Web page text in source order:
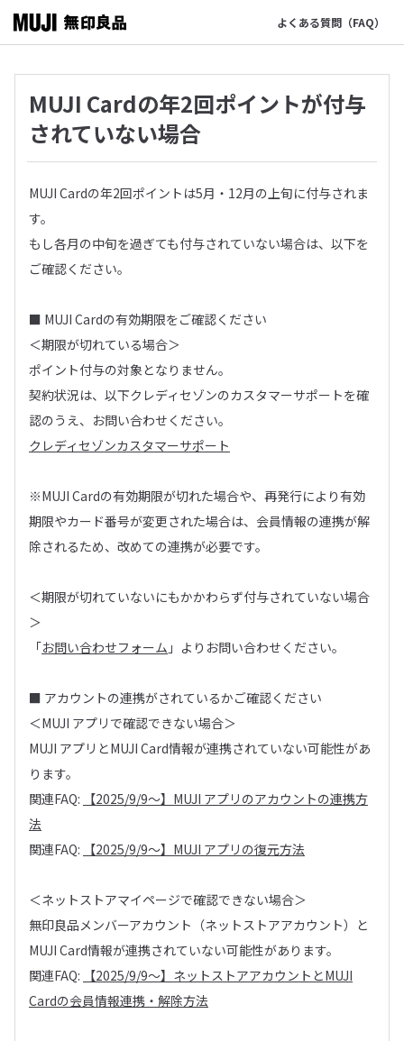
よくある質問（FAQ）
MUJI Cardの年2回ポイントが付与
されていない場合
MUJI Cardの年2回ポイントは5月・12月の上旬に付与されま
す。
もし各月の中旬を過ぎても付与されていない場合は、以下を
ご確認ください。
■ MUJI Cardの有効期限をご確認ください
＜期限が切れている場合＞
ポイント付与の対象となりません。
契約状況は、以下クレディセゾンのカスタマーサポートを確
認のうえ、お問い合わせください。
クレディセゾンカスタマーサポート
※MUJI Cardの有効期限が切れた場合や、再発行により有効
期限やカード番号が変更された場合は、会員情報の連携が解
除されるため、改めての連携が必要です。
＜期限が切れていないにもかかわらず付与されていない場合
＞
「お問い合わせフォーム 」よりお問い合わせください。
■ アカウントの連携がされているかご確認ください
＜MUJI アプリで確認できない場合＞
MUJI アプリとMUJI Card情報が連携されていない可能性があ
ります。
関連FAQ:
【2025/9/9～】MUJI アプリのアカウントの連携方
法
関連FAQ:
【2025/9/9～】MUJI アプリの復元方法
＜ネットストアマイページで確認できない場合＞
無印良品メンバーアカウント（ネットストアアカウント）と
MUJI Card情報が連携されていない可能性があります。
関連FAQ:
【2025/9/9～】ネットストアアカウントとMUJI
Cardの会員情報連携・解除方法